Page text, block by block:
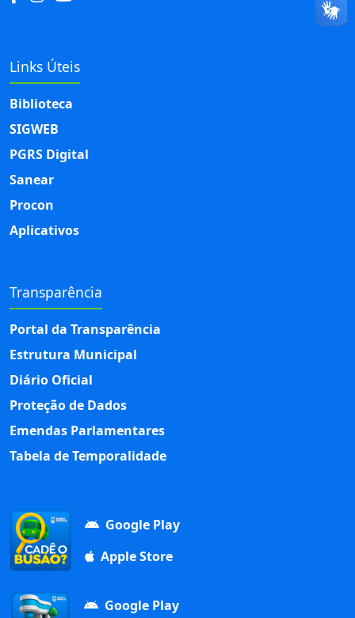
Links Úteis
Biblioteca
SIGWEB
PGRS Digital
Sanear
Procon
Aplicativos
Transparência
Portal da Transparência
Estrutura Municipal
Diário Oficial
Proteção de Dados
Emendas Parlamentares
Tabela de Temporalidade
Google Play
Apple Store
Google Play